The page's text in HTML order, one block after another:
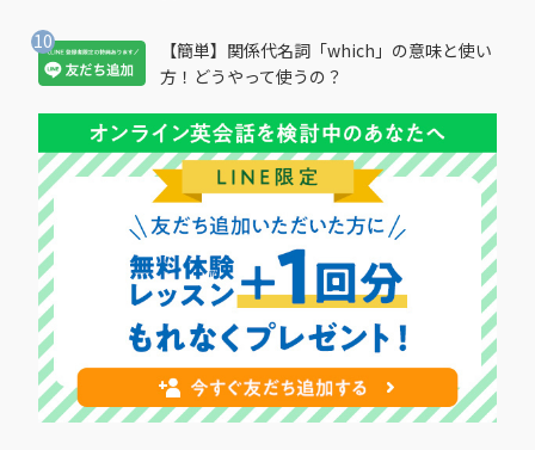
【簡単】関係代名詞「which」の意味と使い
方！どうやって使うの？